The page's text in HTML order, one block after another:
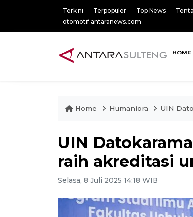
Terkini Terpopuler Top News
otomotif.antaranews.com
HOME
Home Humaniora UIN
UIN
raih akreditasi
Selasa, 8 Juli 2025 14:18 WIB